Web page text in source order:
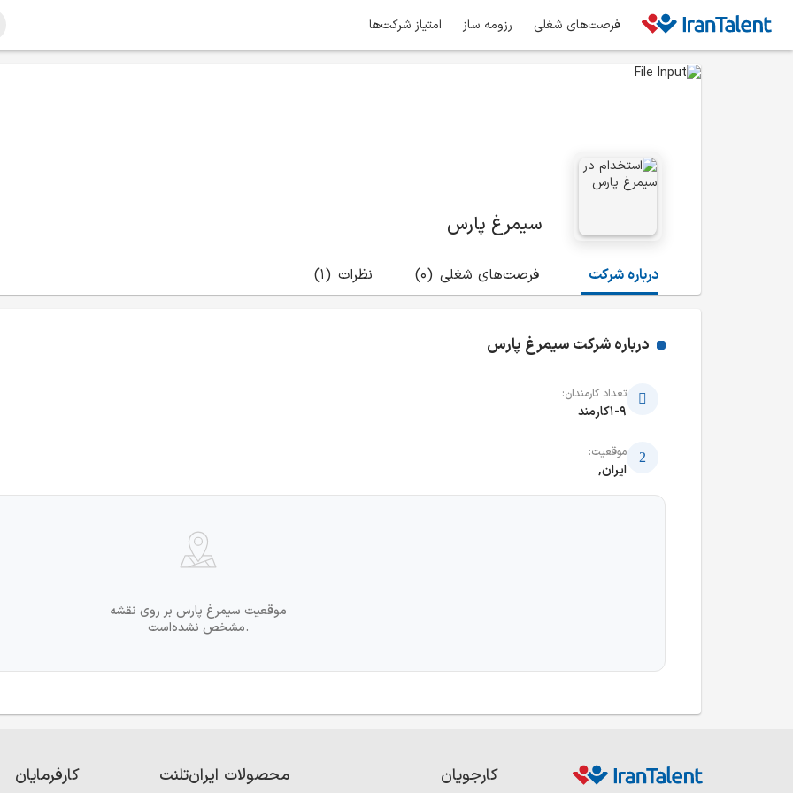
فرصت‌های شغلی رزومه ساز امتیاز شرکت‌ها
سیمرغ پارس
درباره شرکت (0) فرصت‌های شغلی (1) نظرات
درباره شرکتسیمرغ پارس
تعداد کارمندان:
1-9کارمند
موقعیت:
ایران,
موقعیت سیمرغ پارس بر روی نقشه
مشخص نشده‌است.
کارجویان محصولات ایران‌تلنت کارفرمایان